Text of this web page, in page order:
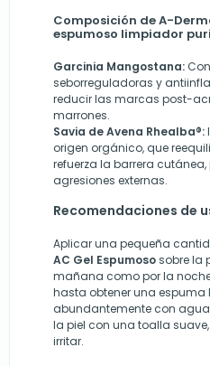
Composición de A-
espumoso limpiador
Garcinia Mangostana:
seborreguladoras y
reducir las marcas post-
marrones.
Savia de Avena Rhealba®:
origen orgánico, que
refuerza la barrera
agresiones externas.
Recomendaciones de
Aplicar una pequeña
AC Gel Espumososobre la
mañana como por la
hasta obtener una espuma
abundantemente con
la piel con una toalla
irritar.